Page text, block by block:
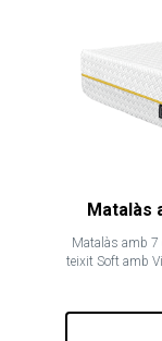
Matalàs
Matalàs amb 7
teixit Soft amb